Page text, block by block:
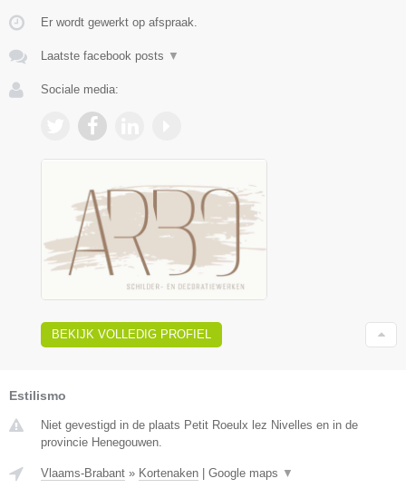
Er wordt gewerkt op afspraak.
Laatste facebook posts ▼
Sociale media:
BEKIJK VOLLEDIG PROFIEL
Estilismo
Niet gevestigd in de plaats Petit Roeulx lez Nivelles en in de
provincie Henegouwen.
Vlaams-Brabant » Kortenaken Google maps ▼